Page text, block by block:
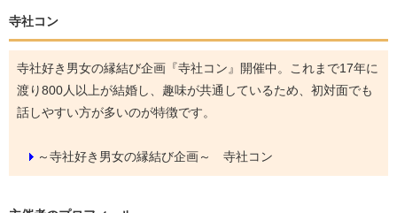
寺社コン
寺社好き男女の縁結び企画『寺社コン』開催中。これまで17年に
渡り800人以上が結婚し、趣味が共通しているため、初対面でも
話しやすい方が多いのが特徴です。
～寺社好き男女の縁結び企画～ 寺社コン